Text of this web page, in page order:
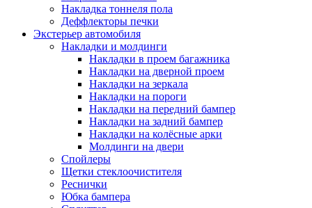
Накладка тоннеля пола
Деффлекторы печки
Экстерьер автомобиля
Накладки и молдинги
Накладки в проем багажника
Накладки на дверной проем
Накладки на зеркала
Накладки на пороги
Накладки на передний бампер
Накладки на задний бампер
Накладки на колёсные арки
Молдинги на двери
Спойлеры
Щетки стеклоочистителя
Реснички
Юбка бампера